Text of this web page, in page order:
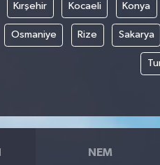
Kırşehir Kocaeli Konya
Osmaniye Rize Sakarya
NEM